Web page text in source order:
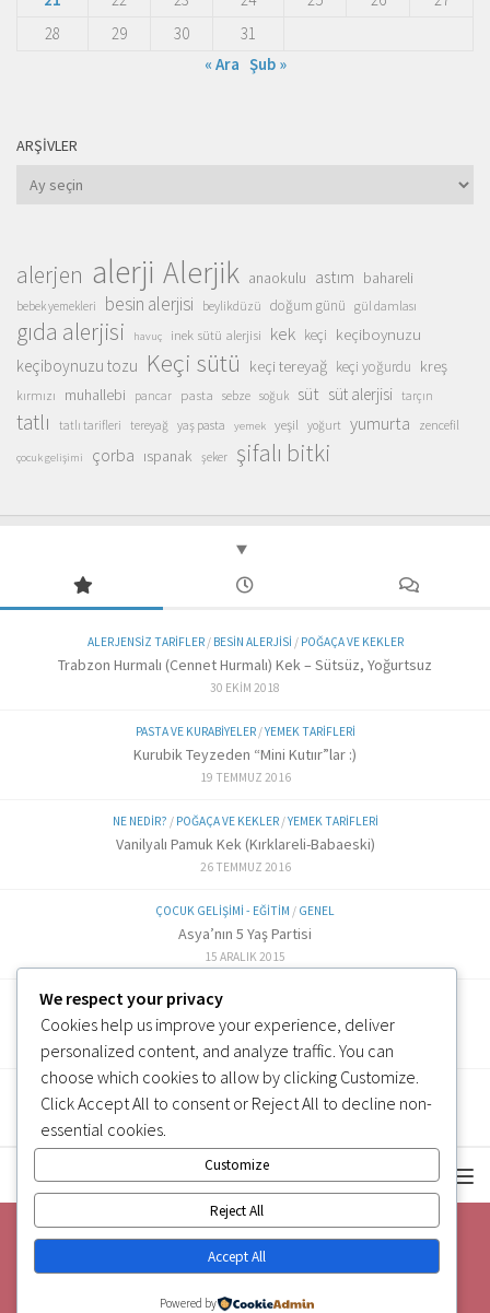
28
29 30
31
« Ara Şub »
ARŞIVLER
Arşivler
alerjen alerji Alerjik anaokulu astım bahareli
bebek yemekleri besin alerjisi beylikdüzü doğum günü gül damlası
gıda alerjisi havuç inek sütü alerjisi kek keçi keçiboynuzu
keçiboynuzu tozu Keçi sütü keçi tereyağ keçi yoğurdu kreş
kırmızı muhallebi pancar pasta sebze soğuk süt süt alerjisi tarçın
tatlı tatlı tarifleri tereyağ yaş pasta yemek yeşil yoğurt yumurta zencefil
çocuk gelişimi çorba ıspanak şeker şifalı bitki
ALERJENSIZ TARIFLER/ BESIN ALERJISI / POĞAÇA VE KEKLER
Trabzon Hurmalı (Cennet Hurmalı) Kek – Sütsüz, Yoğurtsuz
30 EKIM 2018
PASTA VE KURABIYELER/YEMEK TARIFLERI
Kurubik Teyzeden “Mini Kutıır”lar :)
19 TEMMUZ 2016
NE NEDIR? / POĞAÇA VE KEKLER/YEMEK TARIFLERI
Vanilyalı Pamuk Kek (Kırklareli-Babaeski)
26 TEMMUZ 2016
ÇOCUK GELIŞIMI - EĞITIM / GENEL
Asya’nın 5 Yaş Partisi
15 ARALIK 2015
ALTERNATIF TARIFLER
Labne Peynir Yapımı (6 ve üzeri)
3 OCAK 2019
We respect your privacy
Cookies help us improve your experience, deliver
personalized content, and analyze traffic. You can
choose which cookies to allow by clicking Customize
ClickAccept All to consent or Reject All to decline non-
essential cookies.
Customize
Reject All
Accept All
Powered by